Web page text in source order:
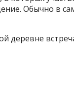
Обычно в
деревне